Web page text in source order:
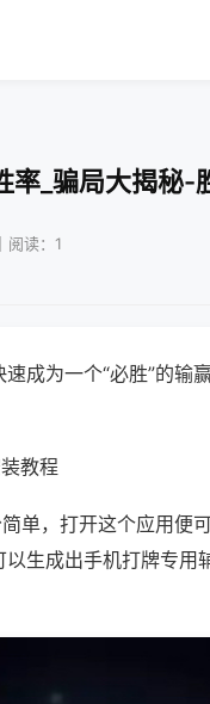
率_骗局大揭秘-
读：1
成为一个“必胜”的输
教程
单，打开这个应用便
生成出手机打牌专用